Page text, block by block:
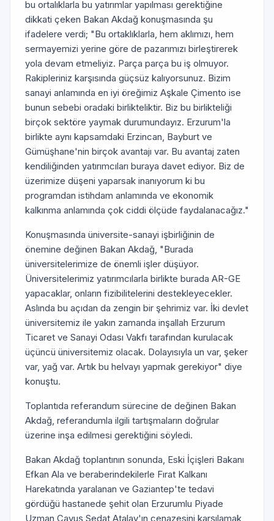
bu ortalıklarla bu yatırımlar yapılması gerektiğine
dikkati çeken Bakan Akdağ konuşmasında şu
ifadelere verdi; "Bu ortaklıklarla, hem aklımızı, hem
sermayemizi yerine göre de pazarımızı birleştirerek
yola devam etmeliyiz. Parça parça bu iş olmuyor.
Rakipleriniz karşısında güçsüz kalıyorsunuz. Bizim
sanayi anlamında en iyi öreğimiz Aşkale Çimento ise
bunun sebebi oradaki birlikteliktir. Biz bu birlikteliği
birçok sektöre yaymak durumundayız. Erzurum'la
birlikte aynı kapsamdaki Erzincan, Bayburt ve
Gümüşhane'nin birçok avantajı var. Bu avantaj zaten
kendiliğinden yatırımcıları buraya davet ediyor. Biz de
üzerimize düşeni yaparsak inanıyorum ki bu
programdan istihdam anlamında ve ekonomik
kalkınma anlamında çok ciddi ölçüde faydalanacağız."
Konuşmasında üniversite-sanayi işbirliğinin de
önemine değinen Bakan Akdağ, "Burada
üniversitelerimize de önemli işler düşüyor.
Üniversitelerimiz yatırımcılarla birlikte burada AR-GE
yapacaklar, onların fizibilitelerini destekleyecekler.
Aslında bu açıdan da zengin bir şehrimiz var. İki devlet
üniversitemiz ile yakın zamanda inşallah Erzurum
Ticaret ve Sanayi Odası Vakfı tarafından kurulacak
üçüncü üniversitemiz olacak. Dolayısıyla un var, şeker
var, yağ var. Artık bu helvayı yapmak gerekiyor" diye
konuştu.
Toplantıda referandum sürecine de değinen Bakan
Akdağ, referandumla ilgili tartışmaların doğrular
üzerine inşa edilmesi gerektiğini söyledi.
Bakan Akdağ toplantının sonunda, Eski İçişleri Bakanı
Efkan Ala ve beraberindekilerle Fırat Kalkanı
Harekatında yaralanan ve Gaziantep'te tedavi
gördüğü hastanede şehit olan Erzurumlu Piyade
Uzman Çavuş Sedat Atalay'ın cenazesini karşılamak